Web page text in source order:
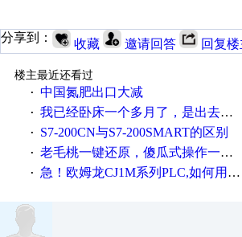
分享到： 收藏 邀请回答 回复楼
楼主最近还看过
· 中国氮肥出口大减
· 我已经卧床一个多月了，是出去安装机械手在高速遭遇车祸所致:大家工作都要特别注意啊
· S7-200CN与S7-200SMART的区别
· 老毛桃一键还原，傻瓜式操作一键轻松备份还原；程序为向导式安装，一键即可实现自动备份或还原系统。
· 急！欧姆龙CJ1M系列PLC,如何用时间控制变频器。要求时间在组态王中可以自由输入！拜托各位大神了！